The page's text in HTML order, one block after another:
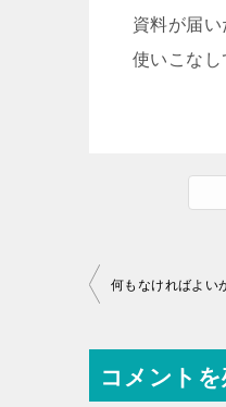
資料が届
使いこなし
投
ナ
ビ
何もなければよ
コメントを